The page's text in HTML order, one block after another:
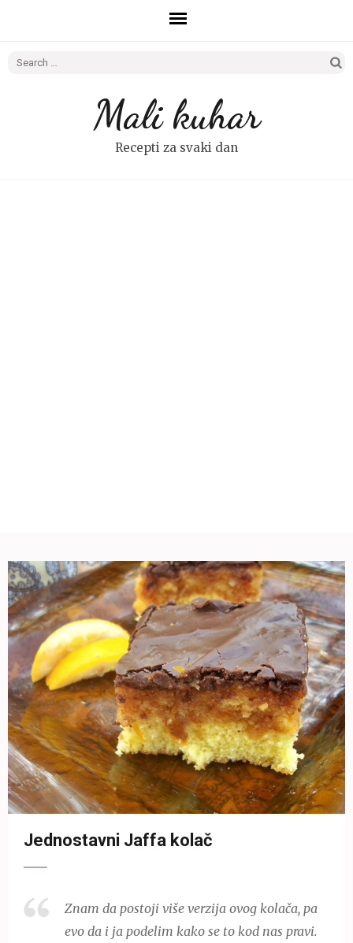
Search
Mali kuhar
Recepti za svaki dan
Jednostavni Jaffa kolač
Znam da postoji više verzija ovog kolača, pa
evo da i ja podelim kako se to kod nas pravi.